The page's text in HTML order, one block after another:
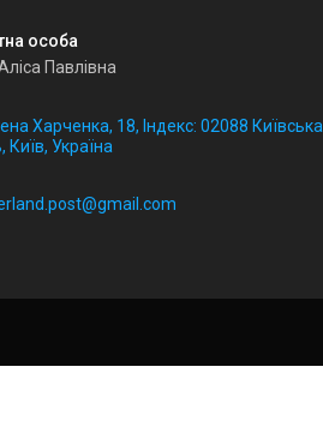
Павлівна
Харченка, 18, Індекс: 02088 Київська
Київ, Україна